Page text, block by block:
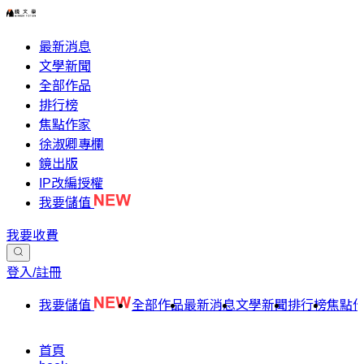
最新消息
文學新聞
全部作品
排行榜
焦點作家
徐淑卿專欄
鏡出版
IP改編授權
我要儲值
我要收費
登入/註冊
我要儲值 全部作品最新消息文學新聞排行榜焦點
首頁